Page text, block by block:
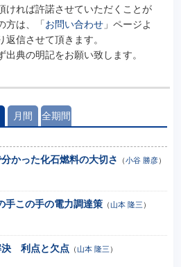
ければ許諾させていただくことが
方は、「お問い合わせ 」ページよ
返信させて頂きます。
出典の明記をお願い致します。
月間 全期間
かった化石燃料の大切さ
（小谷 勝彦）
手この手の電力調達策（山本 隆三 ）
決 利点と欠点 （山本 隆三 ）